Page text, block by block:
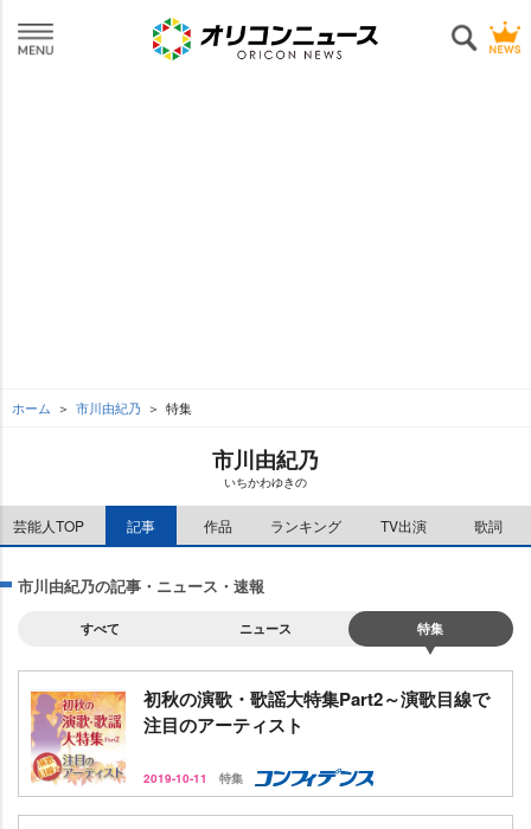
ホーム 市川由紀乃 特集
市川由紀乃
いちかわゆきの
芸能人TOP 記事 作品 ランキング TV出演 歌詞
市川由紀乃の記事・ニュース・速報
すべて ニュース 特集
初秋の演歌・歌謡大特集Part2～演歌目線で
注目のアーティスト
2019-10-11 特集